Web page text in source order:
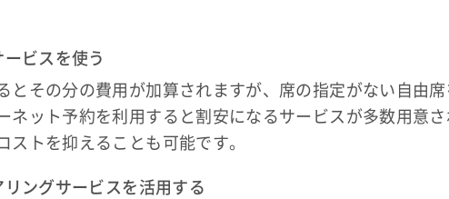
ビスを使う
とその分の費用が加算されますが、席の指定がない自由
ネット予約を利用すると割安になるサービスが多数用意
トを抑えることも可能です。
ングサービスを活用する